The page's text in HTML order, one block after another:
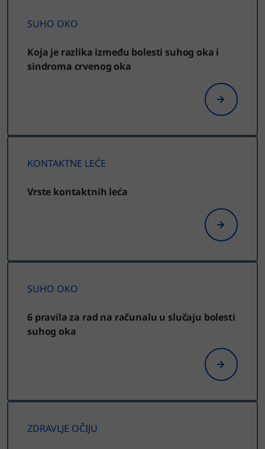
SUHO OKO
Koja je razlika između bolesti suhog oka i
sindroma crvenog oka
KONTAKTNE LEĆE
Vrste kontaktnih leća
SUHO OKO
6 pravila za rad na računalu u slučaju bolesti
suhog oka
ZDRAVLJE OČIJU